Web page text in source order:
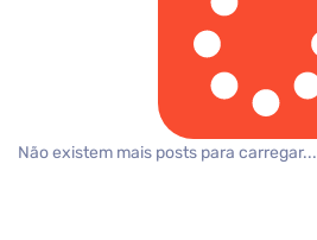
Não existem mais posts para carregar...